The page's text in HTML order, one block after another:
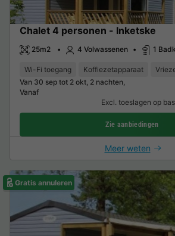
Chalet 4 personen - Inketske
25m2 4 Volwassenen 1
Wi-Fi toegang Koffiezetapparaat
Van 30 sep tot 2 okt, 2 nachten,
Vanaf
Excl. toeslagen op
Zie aanbiedingen
Meer weten
Gratis annuleren